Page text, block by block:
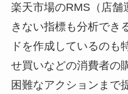
楽天市場のRMS（店舗
きない指標も分析でき
ドを作成しているのも
せ買いなどの消費者の
困難なアクションまで